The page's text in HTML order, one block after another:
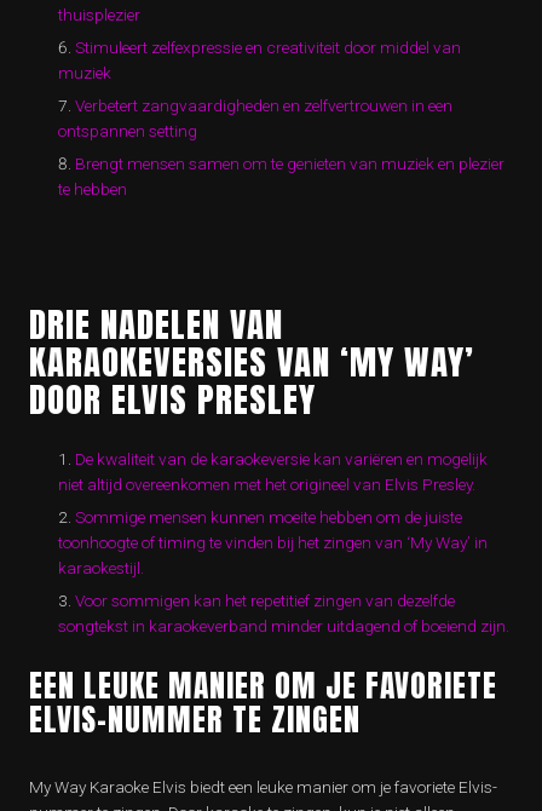
thuisplezier
Stimuleert zelfexpressie en creativiteit door middel van
muziek
Verbetert zangvaardigheden en zelfvertrouwen in een
ontspannen setting
Brengt mensen samen om te genieten van muziek en plezier
te hebben
DRIE NADELEN VAN
KARAOKEVERSIES VAN ‘MY WAY’
DOOR ELVIS PRESLEY
De kwaliteit van de karaokeversie kan variëren en mogelijk
niet altijd overeenkomen met het origineel van Elvis Presley.
Sommige mensen kunnen moeite hebben om de juiste
toonhoogte of timing te vinden bij het zingen van ‘My Way’ in
karaokestijl.
Voor sommigen kan het repetitief zingen van dezelfde
songtekst in karaokeverband minder uitdagend of boeiend zijn.
EEN LEUKE MANIER OM JE FAVORIETE
ELVIS-NUMMER TE ZINGEN
My Way Karaoke Elvis biedt een leuke manier om je favoriete Elvis-